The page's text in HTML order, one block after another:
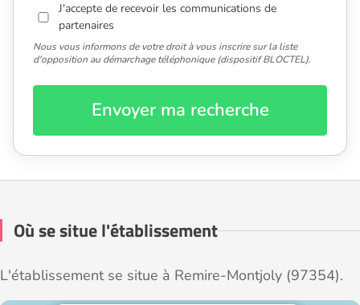
J'accepte de recevoir les communications de
partenaires
Nous vous informons de votre droit à vous inscrire sur la liste
d'opposition au démarchage téléphonique (dispositif BLOCTEL).
Envoyer ma recherche
Où se situe l'établissement
L'établissement se situe à Remire-Montjoly (97354).